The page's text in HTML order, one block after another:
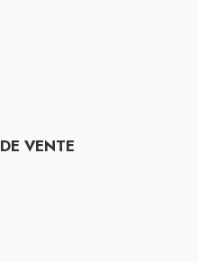
VENTE